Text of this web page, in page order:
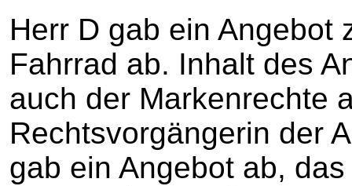
Herr D gab ein Angebot
Fahrrad ab. Inhalt des
auch der Markenrechte
Rechtsvorgängerin der
gab ein Angebot ab,